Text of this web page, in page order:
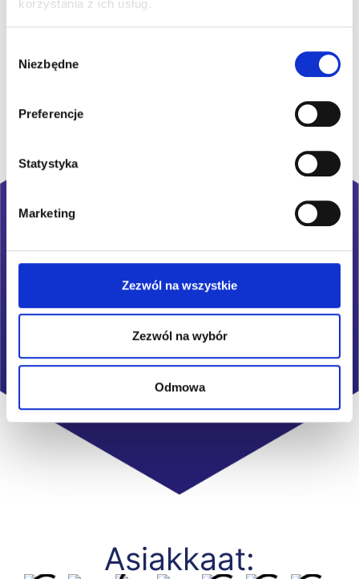
korzystania z ich usług.
zgody
Niezbędne
Preferencje
Statystyka
Marketing
Zezwól na wszystkie
Zezwól na wybór
Odmowa
Asiakkaat: